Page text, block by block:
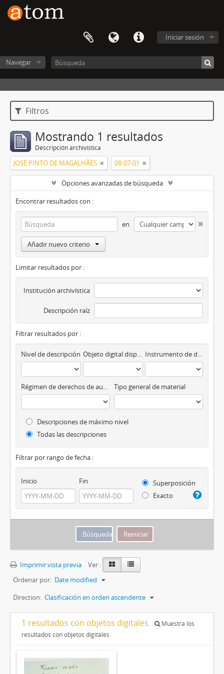
Iniciar sesión
Navegar
Filtros
Mostrando 1 resultados
Descripción archivística
JOSÉ PINTO DE MAGALHÃES 08-07-01
Opciones avanzadas de búsqueda
Encontrar resultados con :
en
Añadir nuevo criterio
Limitar resultados por :
Institución archivística
Descripción raíz
Filtrar resultados por :
Nivel de descripción Objeto digital disponibles Instrumento de descripción
Régimen de derechos de autor Tipo general de material
Descripciones de máximo nivel
Todas las descripciones
Filtrar por rango de fecha :
Inicio Fin
Superposición
Exacto
Imprimir vista previa
Ver :
Ordenar por: Date modified
Direction: Clasificación en orden ascendente
1 resultados con objetos digitales
Muestra los
resultados con objetos digitales